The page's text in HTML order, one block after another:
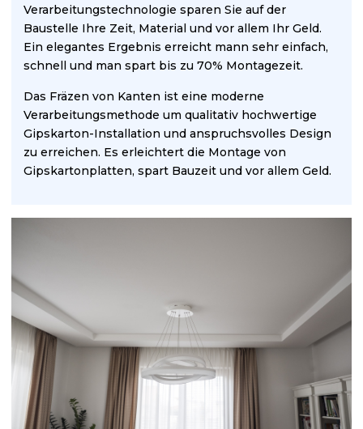
Verarbeitungstechnologie sparen Sie auf der
Baustelle Ihre Zeit, Material und vor allem Ihr Geld.
Ein e legantes Ergebniserreicht mann sehreinfach,
schnell und manspart bis zu 70% Montagezeit.
Das Fräzen von Kanten isteine moderne
Verarbeitungsmethode um qualitativ hochwertige
Gipskarton-Installation und anspruchsvolles Design
zu erreichen. Es erleichtert die Montage von
Gipskartonplatten, spart Bauzeit und vor allem Geld.